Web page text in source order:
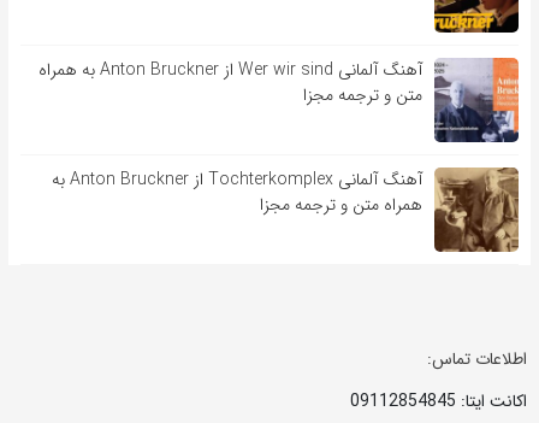
آهنگ آلمانی Wer wir sind از Anton Bruckner به همراه
متن و ترجمه مجزا
آهنگ آلمانی Tochterkomplex از Anton Bruckner به
همراه متن و ترجمه مجزا
اطلاعات تماس:
اکانت ایتا: 09112854845